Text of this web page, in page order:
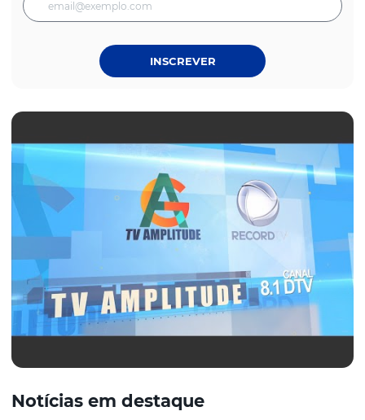
INSCREVER
Notícias em destaque